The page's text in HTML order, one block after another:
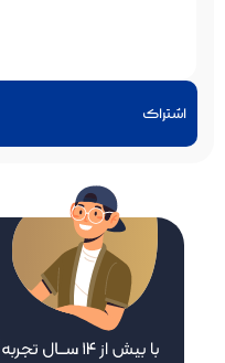
اشتراک